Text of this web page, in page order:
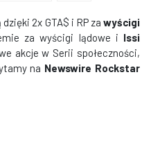
2x GTA$ i RP za wyścigi
za wyścigi lądowe i Issi
akcje w Serii społeczności,
na Newswire Rockstar